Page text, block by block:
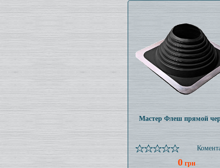
Мастер Флеш прямой
0 грн